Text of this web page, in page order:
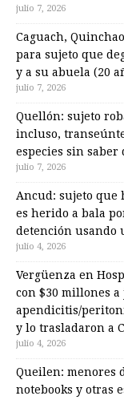
julio 7, 2026
Caguach,
para sujeto que
y a su abuela (20
julio 7, 2026
Quellón: sujeto
incluso,
especies sin saber
julio 7, 2026
Ancud: sujeto que
es herido a bala
detención usando
julio 4, 2026
Vergüenza en
con $30 millones
apendicitis/
y lo trasladaron a
julio 4, 2026
Queilen: menores
notebooks y otras